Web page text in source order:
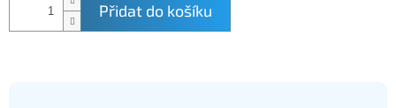
Přidat do košíku